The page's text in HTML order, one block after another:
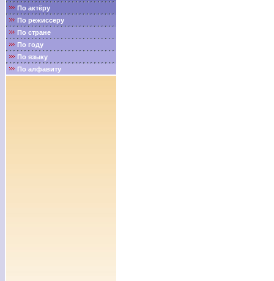
По актёру
По режиссеру
По стране
По году
По языку
По алфавиту